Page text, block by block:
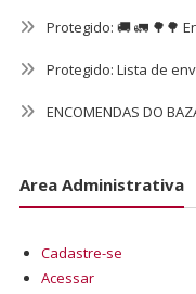
Protegido: 🚚 🚛 🌳🌳
Protegido: Lista de
ENCOMENDAS DO
Area Administrativa
Cadastre-se
Acessar